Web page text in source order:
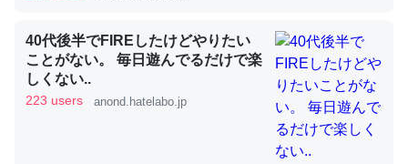
昆虫ってカルシウム少ないのか。知らんかった。調べたら
コオロギのカルシウム分はエビの600分の1程度。
40代後半でFIREしたけどやりたい
ことがない。 毎日遊んでるだけで楽
しくない..
223 users anond.hatelabo.jp